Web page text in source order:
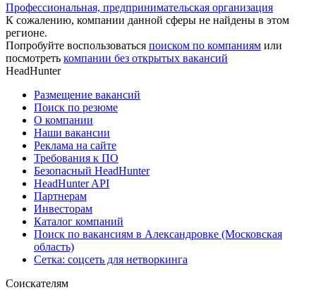
Профессиональная, предпринимательская организация
К сожалению, компании данной сферы не найдены в этом
регионе.
Попробуйте воспользоваться поиском по компаниям или
посмотреть компании без открытых вакансий
HeadHunter
Размещение вакансий
Поиск по резюме
О компании
Наши вакансии
Реклама на сайте
Требования к ПО
Безопасный HeadHunter
HeadHunter API
Партнерам
Инвесторам
Каталог компаний
Поиск по вакансиям в Александровке (Московская
область)
Сетка: соцсеть для нетворкинга
Соискателям